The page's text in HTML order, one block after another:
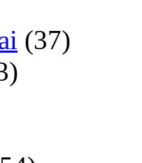
(37)